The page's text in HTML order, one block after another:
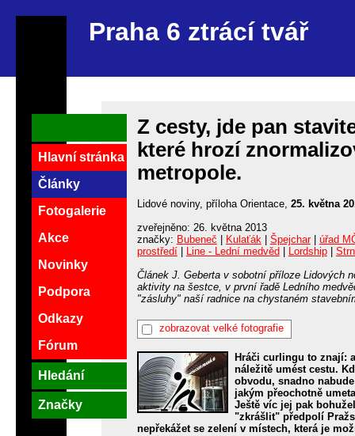
Praha 6 ztrácí tvář
Z cesty, jde pan
které hrozí
metropole.
Lidové noviny, příloha Orientace, 25. května
zveřejněno: 26. května 2013
značky: Bubeneč Kulaťák| Špejchar| úřad
prostředí| Line - Lední medvěd Lordship|
Článek J. Geberta v sobotní příloze Lidových
aktivity na šestce, v první řadě Ledního
"zásluhy" naší radnice na chystaném
zobrazovat velké fotografie
Hráči curlingu to znají:
náležitě umést cestu.
obvodu, snadno
jakým přeochotně
Ještě víc jej pak
"zkrášlit" předpolí
nepřekážet se zelení v místech, která je
Hlavní stránka
Články
Fotogalerie
Akce
Novinky
Podpora
Odkazy
Fórum
Hledání
Značky